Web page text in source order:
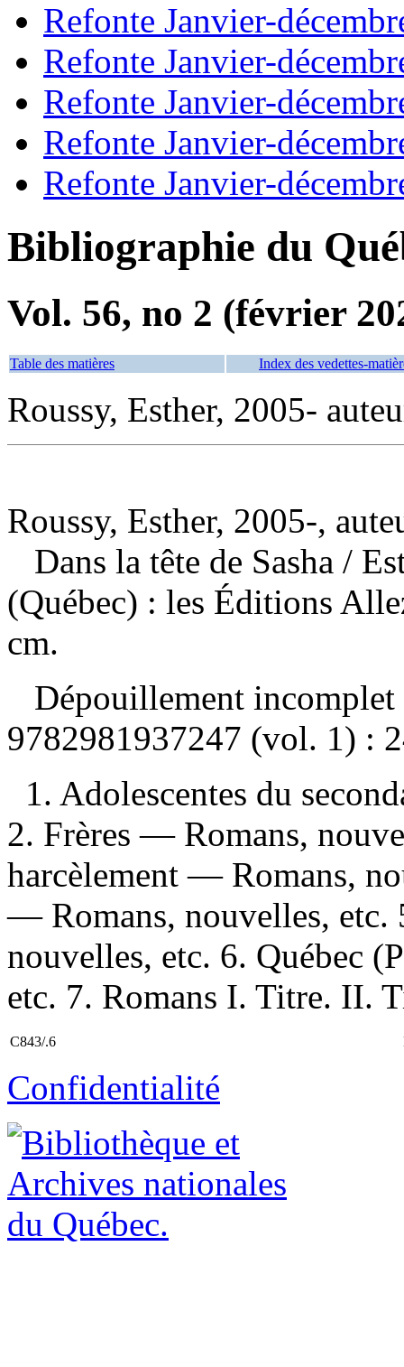
Refonte Janvier-
Refonte Janvier-
Refonte Janvier-
Refonte Janvier-
Refonte Janvier-
Bibliographie du
Vol. 56, no 2 (février
Table des matières Index des vedettes-
Roussy, Esther, 2005-
Roussy, Esther, 2005-,
Dans la tête de Sasha /
(Québec) : les Éditions
cm.
Dépouillement
9782981937247 (vol. 1) :
1. Adolescentes du
2. Frères — Romans,
harcèlement — Romans,
— Romans, nouvelles, etc.
nouvelles, etc. 6. Québec
etc. 7. Romans I. Titre. II.
C843/.6
Confidentialité